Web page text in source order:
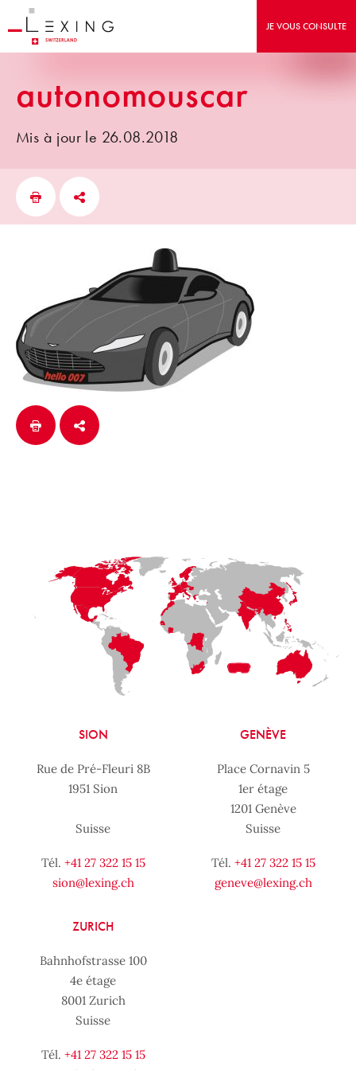
JE VOUS CONSULTE
autonomouscar
Mis à jour le 26.08.2018
SION
Rue de Pré-Fleuri 8B
1951 Sion
Suisse
Tél. +41 27 322 15 15
sion@lexing.ch
GENÈVE
Place Cornavin 5
1er étage
1201 Genève
Suisse
Tél. +41 27 322 15 15
geneve@lexing.ch
ZURICH
Bahnhofstrasse 100
4e étage
8001 Zurich
Suisse
Tél. +41 27 322 15 15